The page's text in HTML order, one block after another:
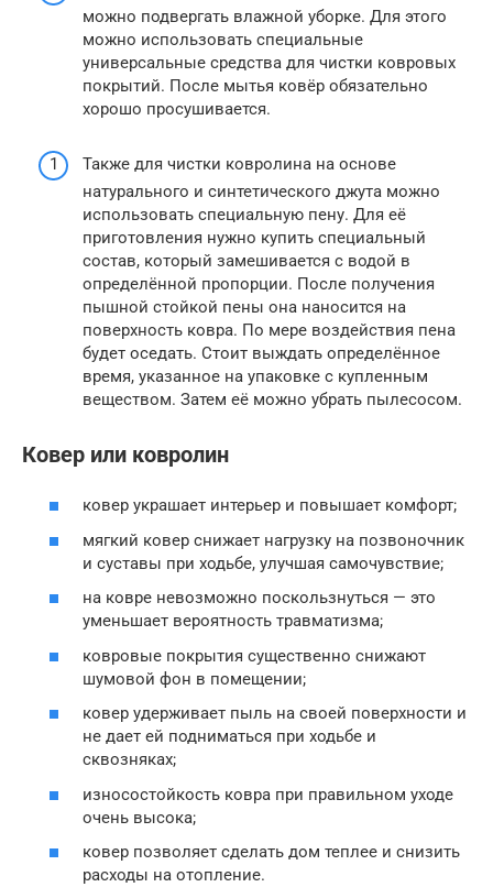
можно подвергать влажной уборке. Для этого
можно использовать специальные
универсальные средства для чистки ковровых
покрытий. После мытья ковёр обязательно
хорошо просушивается.
Также для чистки ковролина на основе
натурального и синтетического джута можно
использовать специальную пену. Для её
приготовления нужно купить специальный
состав, который замешивается с водой в
определённой пропорции. После получения
пышной стойкой пены она наносится на
поверхность ковра. По мере воздействия пена
будет оседать. Стоит выждать определённое
время, указанное на упаковке с купленным
веществом. Затем её можно убрать пылесосом.
Ковер или ковролин
ковер украшает интерьер и повышает комфорт;
мягкий ковер снижает нагрузку на позвоночник
и суставы при ходьбе, улучшая самочувствие;
на ковре невозможно поскользнуться — это
уменьшает вероятность травматизма;
ковровые покрытия существенно снижают
шумовой фон в помещении;
ковер удерживает пыль на своей поверхности и
не дает ей подниматься при ходьбе и
сквозняках;
износостойкость ковра при правильном уходе
очень высока;
ковер позволяет сделать дом теплее и снизить
расходы на отопление.